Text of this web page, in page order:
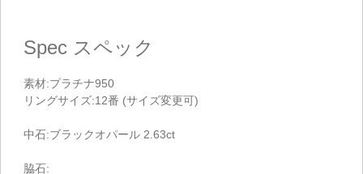
Spec スペック
素材:プラチナ950
リングサイズ:12番 (サイズ変更可)
中石:ブラックオパール 2.63ct
脇石: